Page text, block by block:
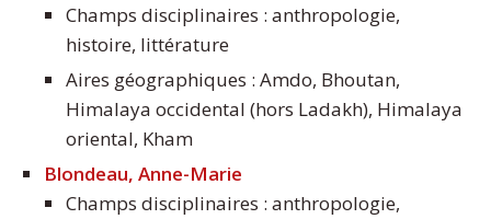
Champs disciplinaires : anthropologie,
histoire, littérature
Aires géographiques : Amdo, Bhoutan,
Himalaya occidental (hors Ladakh), Himalaya
oriental, Kham
Blondeau, Anne-Marie
Champs disciplinaires : anthropologie,